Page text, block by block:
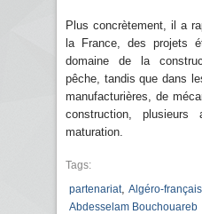
Plus concrètement, il a
la France, des projets
domaine de la
pêche, tandis que dans
manufacturières, de
construction,
maturation.
Tags:
partenariat, Algéro-français
Abdesselam Bouchouareb